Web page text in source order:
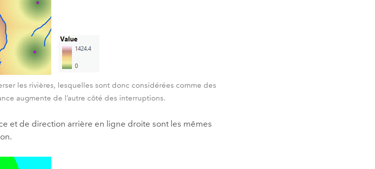
les rivières, lesquelles sont donc considérées comme des
augmente de l’autre côté des interruptions.
et de direction arrière en ligne droite sont les mêmes